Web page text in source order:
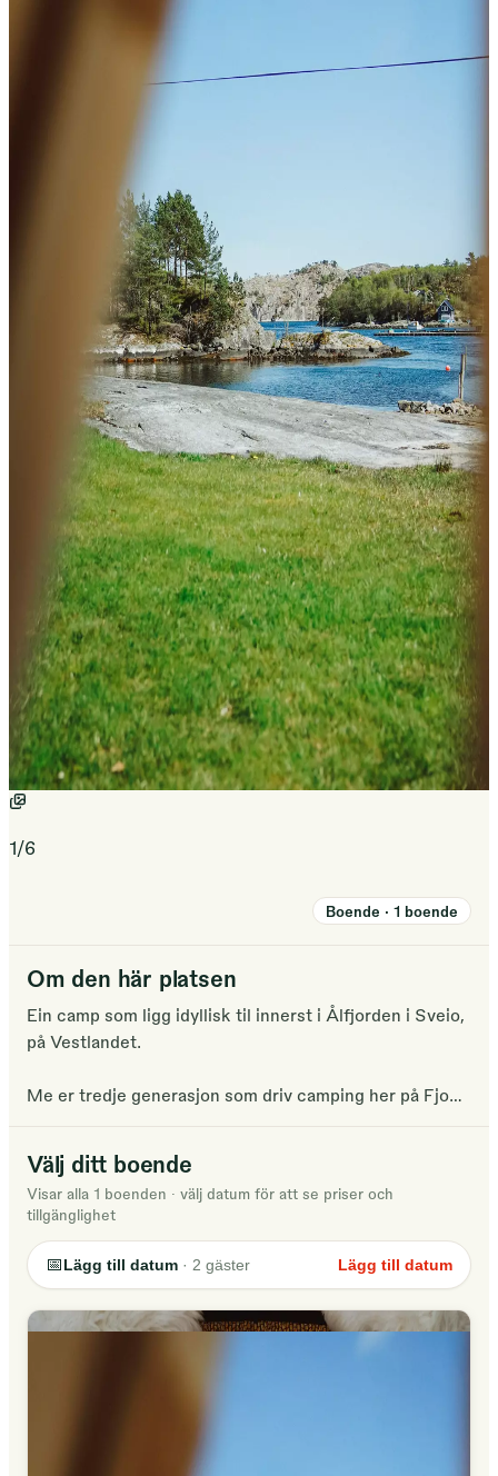
1/6
Boende · 1 boende
Om den här platsen
Ein camp som ligg idyllisk til innerst i Ålfjorden i Sveio,
på Vestlandet.
Me er tredje generasjon som driv camping her på Fjon.
ynskjer å gi våre gjester å komma nær naturen. Ein
fristad der ein kan væra i aktivtetet og kvila. Noko som
er mogleg i dei idylliske omgivelsane nær sjø, holmar og
elveutløp.
Camp Ålfjorden er ein camp der ein kan finne roen tett
på naturen. Hos oss kan ein ta seg ein tur på sjøen,
Välj ditt boende
Visar alla 1 boenden · välj datum för att se priser och
tillgänglighet
📅Lägg till datum · 2 gäster Lägg till datum